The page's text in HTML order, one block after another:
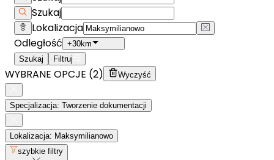
Szukaj
Lokalizacja
Odległość +30km
Szukaj
Filtruj
WYBRANE OPCJE (2) Wyczyść
Specjalizacja: Tworzenie dokumentacji
Lokalizacja: Maksymilianowo
szybkie filtry